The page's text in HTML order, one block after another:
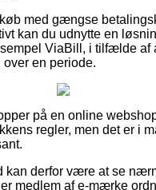
med gængse
kan du udnytte en
ViaBill, i tilfælde af
en periode.
på en online
regler, men det er i
kan derfor være at se
medlem af e-mærke